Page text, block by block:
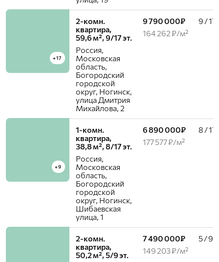
+17
2-комн.
квартира,
59,6 м², 9/17 эт.
Россия,
Московская
область,
Богородский
городской
округ, Ногинск,
улица Дмитрия
Михайлова, 2
9 790 000₽
164 262 ₽/м²
9 / 17
+9
1-комн.
квартира,
38,8 м², 8/17 эт.
Россия,
Московская
область,
Богородский
городской
округ, Ногинск,
Шибаевская
улица, 1
6 890 000₽
177 577 ₽/м²
8 / 17
2-комн.
квартира,
50,2 м², 5/9 эт.
7 490 000₽
149 203 ₽/м²
5 / 9